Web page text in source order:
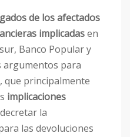
de los afectados
implicadasen
Banco Popular y
argumentos para
que principalmente
implicaciones
la
las devoluciones